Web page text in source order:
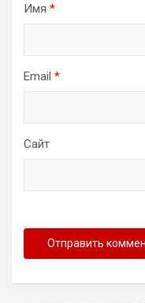
Имя *
Email *
Сайт